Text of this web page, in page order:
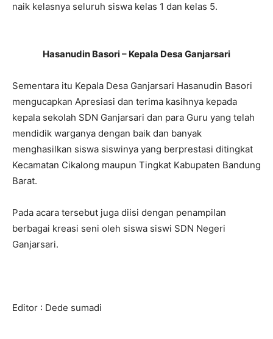
naik kelasnya seluruh siswa kelas 1 dan kelas 5.
Hasanudin Basori – Kepala Desa Ganjarsari
Sementara itu Kepala Desa Ganjarsari Hasanudin Basori
mengucapkan Apresiasi dan terima kasihnya kepada
kepala sekolah SDN Ganjarsari dan para Guru yang telah
mendidik warganya dengan baik dan banyak
menghasilkan siswa siswinya yang berprestasi ditingkat
Kecamatan Cikalong maupun Tingkat Kabupaten Bandung
Barat.
Pada acara tersebut juga diisi dengan penampilan
berbagai kreasi seni oleh siswa siswi SDN Negeri
Ganjarsari.
Editor : Dede sumadi